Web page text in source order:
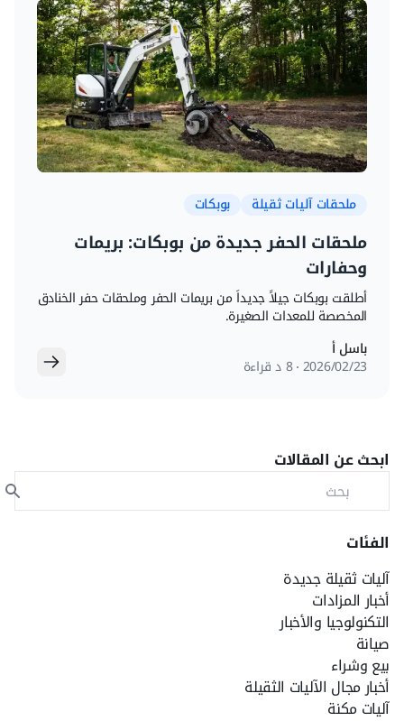
ملحقات آليات ثقيلة بوبكات
ملحقات الحفر جديدة من بوبكات: بريمات
وحفارات
أطلقت بوبكات جيلاً جديداً من بريمات الحفر وملحقات حفر الخنادق
المخصصة للمعدات الصغيرة.
باسل أ
23‏/02‏/2026 8 د قراءة
ابحث عن المقالات
الفئات
آليات ثقيلة جديدة
أخبار المزادات
التكنولوجيا والأخبار
صيانة
بيع وشراء
أخبار مجال الآليات الثقيلة
آليات مكنة